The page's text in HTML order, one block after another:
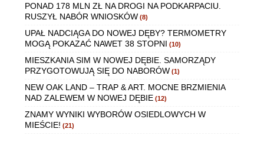
PONAD 178 MLN ZŁ NA DROGI NA PODKARPACIU.
RUSZYŁ NABÓR WNIOSKÓW (8)
UPAŁ NADCIĄGA DO NOWEJ DĘBY? TERMOMETRY
MOGĄ POKAZAĆ NAWET 38 STOPNI (10)
MIESZKANIA SIM W NOWEJ DĘBIE. SAMORZĄDY
PRZYGOTOWUJĄ SIĘ DO NABORÓW (1)
NEW OAK LAND – TRAP & ART. MOCNE BRZMIENIA
NAD ZALEWEM W NOWEJ DĘBIE (12)
ZNAMY WYNIKI WYBORÓW OSIEDLOWYCH W
MIEŚCIE! (21)